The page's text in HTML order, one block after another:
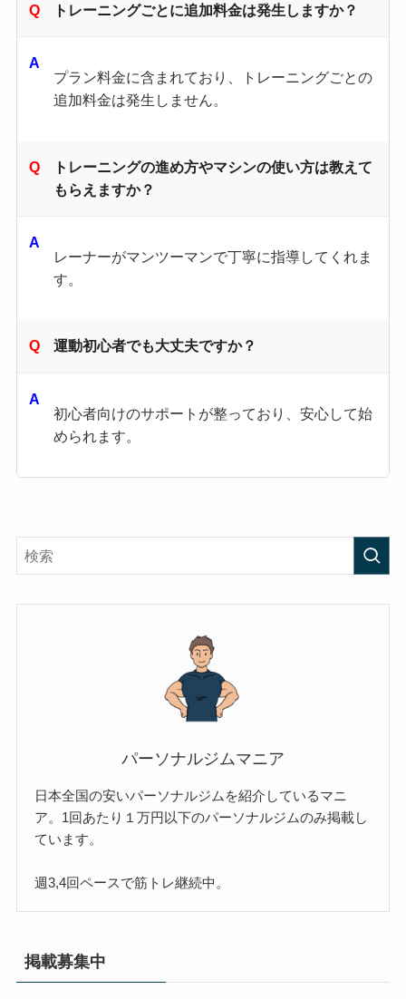
トレーニングごとに追加料金は発生しますか？
プラン料金に含まれており、トレーニングごとの
追加料金は発生しません。
トレーニングの進め方やマシンの使い方は教えて
もらえますか？
レーナーがマンツーマンで丁寧に指導してくれま
す。
運動初心者でも大丈夫ですか？
初心者向けのサポートが整っており、安心して始
められます。
パーソナルジムマニア
日本全国の安いパーソナルジムを紹介しているマニ
ア。1回あたり１万円以下のパーソナルジムのみ掲載し
ています。
週3,4回ペースで筋トレ継続中。
掲載募集中